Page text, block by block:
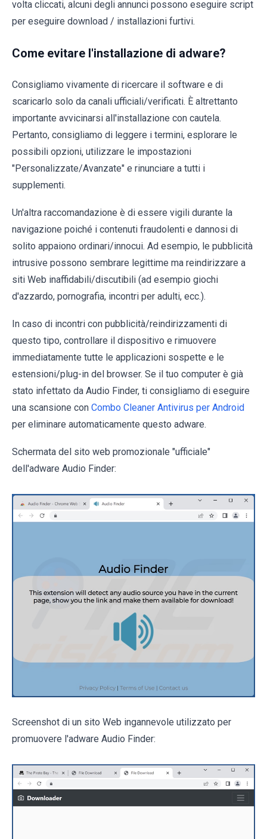
volta cliccati, alcuni degli annunci possono eseguire script
per eseguire download / installazioni furtivi.
Come evitare l'installazione di adware?
Consigliamo vivamente di ricercare il software e di
scaricarlo solo da canali ufficiali/verificati. È altrettanto
importante avvicinarsi all'installazione con cautela.
Pertanto, consigliamo di leggere i termini, esplorare le
possibili opzioni, utilizzare le impostazioni
"Personalizzate/Avanzate" e rinunciare a tutti i
supplementi.
Un'altra raccomandazione è di essere vigili durante la
navigazione poiché i contenuti fraudolenti e dannosi di
solito appaiono ordinari/innocui. Ad esempio, le pubblicità
intrusive possono sembrare legittime ma reindirizzare a
siti Web inaffidabili/discutibili (ad esempio giochi
d'azzardo, pornografia, incontri per adulti, ecc.).
In caso di incontri con pubblicità/reindirizzamenti di
questo tipo, controllare il dispositivo e rimuovere
immediatamente tutte le applicazioni sospette e le
estensioni/plug-in del browser. Se il tuo computer è già
stato infettato da Audio Finder, ti consigliamo di eseguire
una scansione con Combo Cleaner Antivirus per Android
per eliminare automaticamente questo adware.
Schermata del sito web promozionale "ufficiale"
dell'adware Audio Finder:
Screenshot di un sito Web ingannevole utilizzato per
promuovere l'adware Audio Finder: